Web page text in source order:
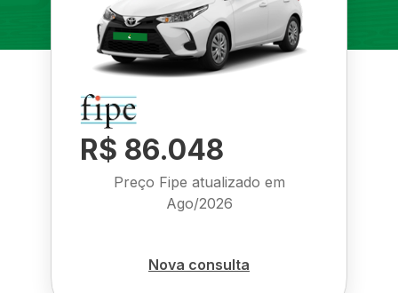
R$ 86.048
Preço Fipe atualizado em
Ago/2026
Nova consulta